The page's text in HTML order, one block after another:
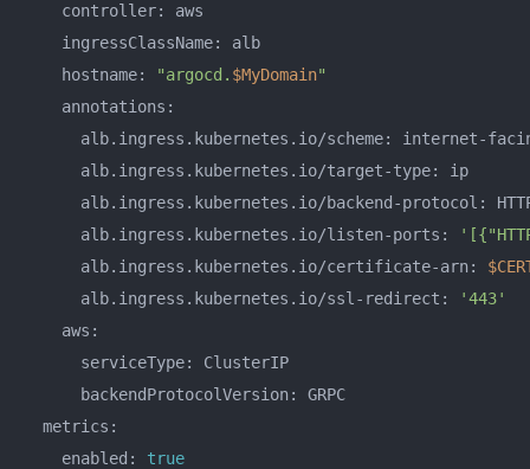
    controller: aws
    ingressClassName: alb
    hostname:
"argocd. $MyDomain"
    annotations:
alb.ingress.kubernetes.io/scheme: internet-
      alb.ingress.kubernetes.io/target-type: ip
alb.ingress.kubernetes.io/backend-protocol:
      alb.ingress.kubernetes.io/listen-ports:
      alb.ingress.kubernetes.io/certificate-arn:
      alb.ingress.kubernetes.io/ssl-redirect:
'443'
    aws:
      serviceType: ClusterIP
      backendProtocolVersion: GRPC
  metrics:
    enabled:
true